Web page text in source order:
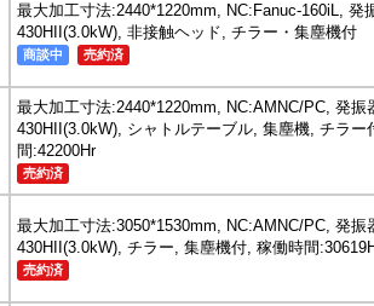
最大加工寸法:2440*1220mm, NC:Fanuc-160iL, 発
430HII(3.0kW), 非接触ヘッド, チラー・集塵機付
商談中 売約済
最大加工寸法:2440*1220mm, NC:AMNC/PC, 発振
430HII(3.0kW), シャトルテーブル, 集塵機, チラー
間:42200Hr
売約済
最大加工寸法:3050*1530mm, NC:AMNC/PC, 発振
430HII(3.0kW), チラー, 集塵機付, 稼働時間
売約済